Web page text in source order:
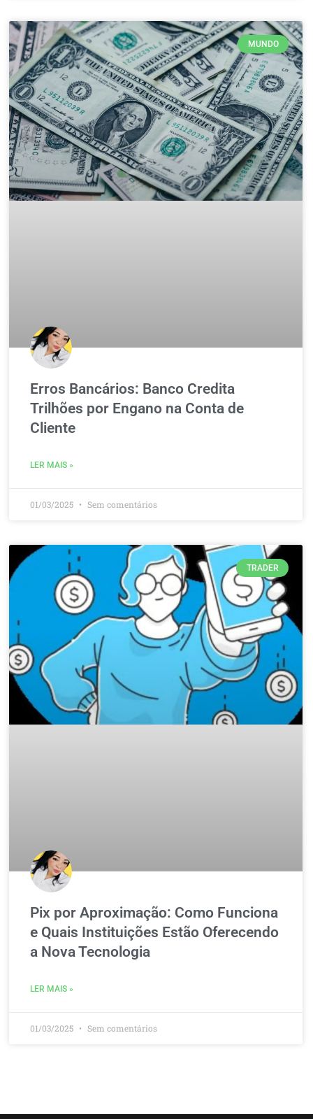
MUNDO
Erros Bancários: Banco Credita
Trilhões por Engano na Conta de
Cliente
LER MAIS »
01/03/2025 Sem comentários
TRADER
Pix por Aproximação: Como Funciona
e Quais Instituições Estão Oferecendo
a Nova Tecnologia
LER MAIS »
01/03/2025 Sem comentários